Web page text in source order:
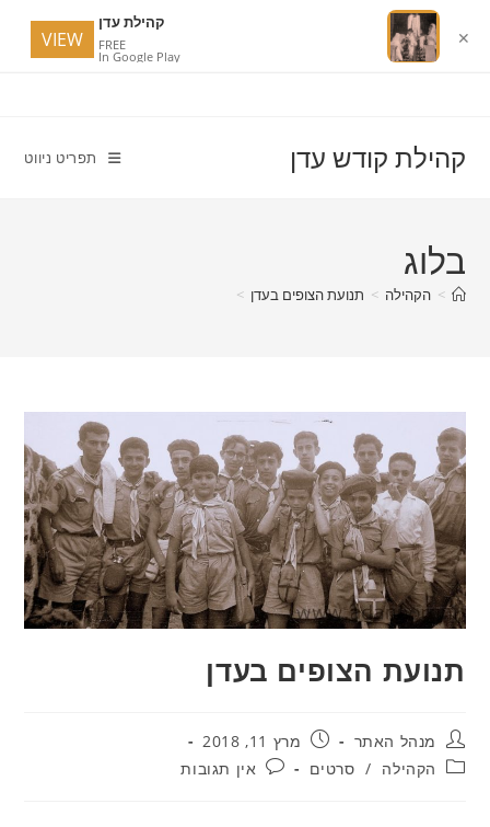
קהילת קודש עדן תפריט ניווט
בלוג
> הקהילה > תנועת הצופים בעדן >
תנועת הצופים בעדן
מחבר:מנהל האתר פורסם:
מרץ 11, 2018
קטגוריה:הקהילה / סרטים תגובות:אין תגובות
✕
קהילת עדן
FREE
In Google Play
VIEW